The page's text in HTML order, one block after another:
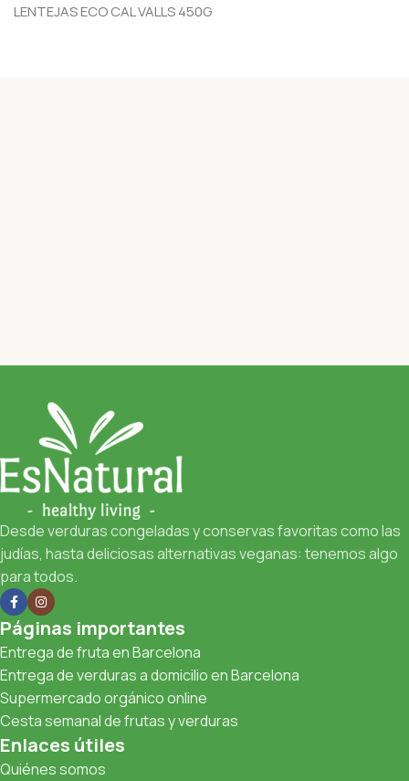
LENTEJAS ECO CAL VALLS 450G
Desde verduras congeladas y conservas favoritas como las
judías, hasta deliciosas alternativas veganas: tenemos algo
para todos.
Páginas importantes
Entrega de fruta en Barcelona
Entrega de verduras a domicilio en Barcelona
Supermercado orgánico online
Cesta semanal de frutas y verduras
Enlaces útiles
Quiénes somos